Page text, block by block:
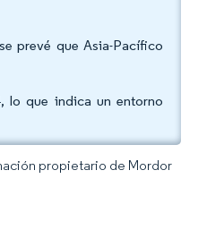
prevé que Asia-Pacífico
lo que indica un entorno
propietario de Mordor